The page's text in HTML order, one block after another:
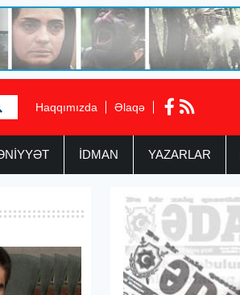
Haqqımızda Əlaqə
İDMAN YAZARLAR